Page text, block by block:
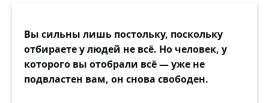
Вы сильны лишь постольку, поскольку
отбираете у людей не всё. Но человек, у
которого вы отобрали всё — уже не
подвластен вам, он снова свободен.